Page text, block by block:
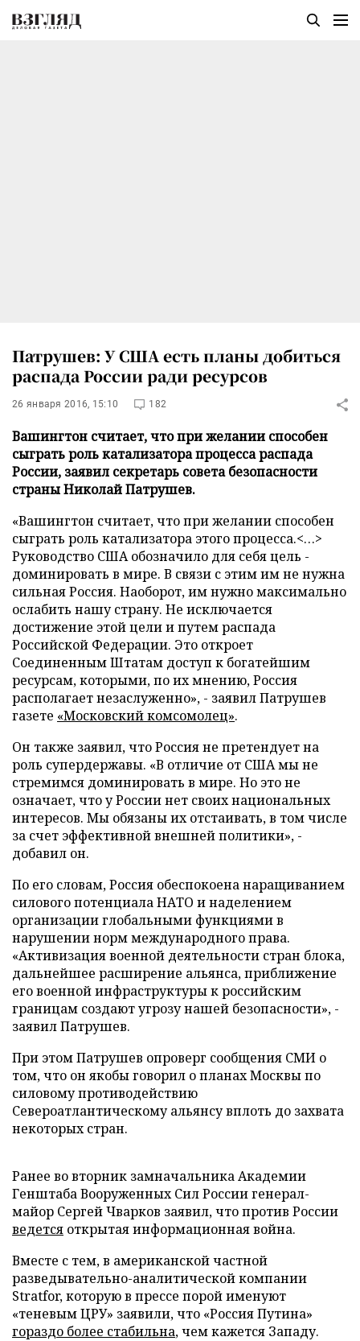
Патрушев: У США есть планы добиться
распада России ради ресурсов
26 января 2016, 15:10 182
Вашингтон считает, что при желании способен
сыграть роль катализатора процесса распада
России, заявил секретарь совета безопасности
страны Николай Патрушев.
«Вашингтон считает, что при желании способен
сыграть роль катализатора этого процесса.<…>
Руководство США обозначило для себя цель -
доминировать в мире. В связи с этим им не нужна
сильная Россия. Наоборот, им нужно максимально
ослабить нашу страну. Не исключается
достижение этой цели и путем распада
Российской Федерации. Это откроет
Соединенным Штатам доступ к богатейшим
ресурсам, которыми, по их мнению, Россия
располагает незаслуженно», - заявил Патрушев
газете «Московский комсомолец».
Он также заявил, что Россия не претендует на
роль супердержавы. «В отличие от США мы не
стремимся доминировать в мире. Но это не
означает, что у России нет своих национальных
интересов. Мы обязаны их отстаивать, в том числе
за счет эффективной внешней политики», -
добавил он.
По его словам, Россия обеспокоена наращиванием
силового потенциала НАТО и наделением
организации глобальными функциями в
нарушении норм международного права.
«Активизация военной деятельности стран блока,
дальнейшее расширение альянса, приближение
его военной инфраструктуры к российским
границам создают угрозу нашей безопасности», -
заявил Патрушев.
При этом Патрушев опроверг сообщения СМИ о
том, что он якобы говорил о планах Москвы по
силовому противодействию
Североатлантическому альянсу вплоть до захвата
некоторых стран.
Ранее во вторник замначальника Академии
Генштаба Вооруженных Сил России генерал-
майор Сергей Чварков заявил, что против России
ведется открытая информационная война.
Вместе с тем, в американской частной
разведывательно-аналитической компании
Stratfor, которую в прессе порой именуют
«теневым ЦРУ» заявили, что «Россия Путина»
гораздо более стабильна, чем кажется Западу.